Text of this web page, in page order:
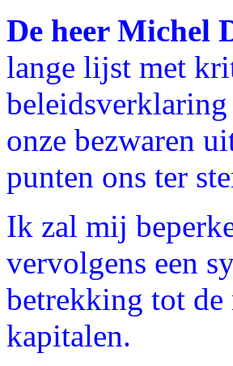
De heer Michel
lange lijst met
onze bezwaren
punten ons ter
Ik zal mij
vervolgens een
betrekking tot de
kapitalen.